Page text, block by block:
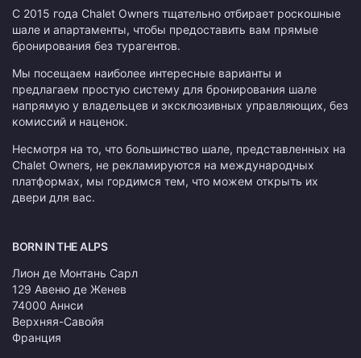
С 2015 года Chalet Owners тщательно отбирает роскошные
шале и апартаменты, чтобы предоставить вам прямые
бронирования без турагентов.
Мы посещаем наиболее интересные варианты и
предлагаем простую систему для бронирования шале
напрямую у владельцев и эксклюзивных управляющих, без
комиссий и наценок.
Несмотря на то, что большинство шале, представленных на
Chalet Owners, не рекламируются на международных
платформах, мы гордимся тем, что можем открыть их
двери для вас.
BORN IN THE ALPS
Лион де Монтань Сарл
129 Авеню де Женев
74000 Аннси
Верхняя-Савойя
Франция